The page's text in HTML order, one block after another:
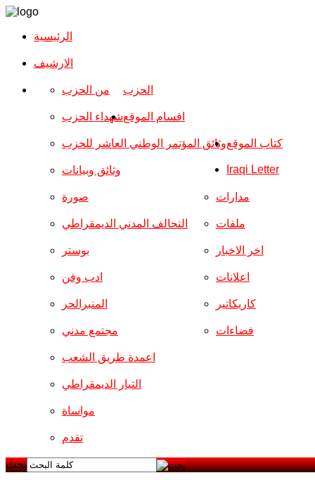
الرئيسية
الارشیف
الحزب من الحزب
شهداء الحزب
وثائق المؤتمر الوطني العاشر للحزب
وثائق وبيانات
اقسام الموقع
صورة
التحالف المدني الديمقراطي
بوستر
ادب وفن
المنبرالحر
مجتمع مدني
مدارات
ملفات
اخر الاخبار
اعلانات
كاريكاتير
فضاءات
اعمدة طريق الشعب
التيار الديمقراطي
مواساة
تقدم
كتاب الموقع
Iraqi Letter
بحث